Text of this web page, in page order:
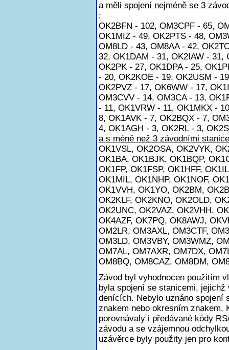
a měli spojení nejméně se 3
:
OK2BFN - 102, OM3CPF - 65,
OK1MIZ - 49, OK2PTS - 48,
OM8LD - 43, OM8AA - 42,
32, OK1DAM - 31, OK2IAW - 31,
OK2PK - 27, OK1DPA - 25,
- 20, OK2KOE - 19, OK2USM -
OK2PVZ - 17, OK6WW - 17,
OM3CVV - 14, OM3CA - 13,
- 11, OK1VRW - 11, OK1MKX -
8, OK1AVK - 7, OK2BQX - 7,
4, OK1AGH - 3, OK2RL - 3,
a s méně než 3 závodními
OK1VSL, OK2OSA, OK2VYK,
OK1BA, OK1BJK, OK1BQP,
OK1FP, OK1FSP, OK1HFF,
OK1MIL, OK1NHP, OK1NOF,
OK1VVH, OK1YO, OK2BM,
OK2KLF, OK2KNO, OK2OLD,
OK2UNC, OK2VAZ, OK2VHH,
OK4AZF, OK7PQ, OK8AWJ,
OM2LR, OM3AXL, OM3CTF,
OM3LD, OM3VBY, OM3WMZ,
OM7AL, OM7AXR, OM7DX,
OM8BQ, OM8CAZ, OM8DM,
Závod byl vyhodnocen použitím
byla spojení se stanicemi,
denících. Nebylo uznáno spojení
znakem nebo okresním znakem.
porovnávaly i předávané kódy
závodu a se vzájemnou
uzávěrce byly použity jen pro